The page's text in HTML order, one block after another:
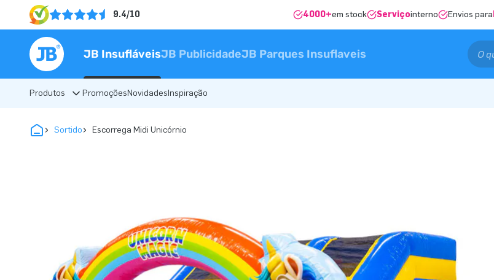
9.4/10 4000+em stock Serviçointerno Envios para
JB InsufláveisJB PublicidadeJB Parques Insuflaveis
Produtos PromoçõesNovidadesInspiração
Sortido Escorrega Midi Unicórnio